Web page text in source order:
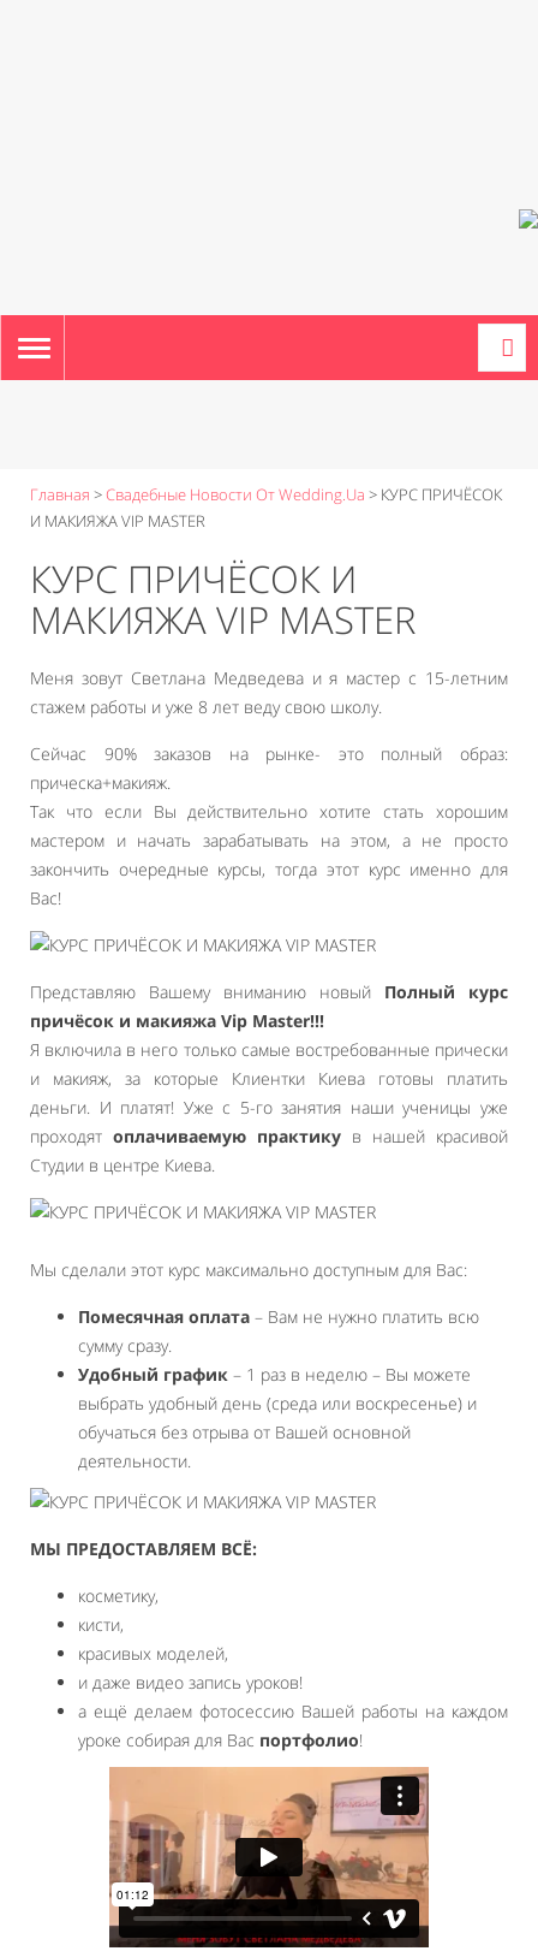
TOGGLE
NAVIGATION
Главная >Свадебные Новости От Wedding.ua > КУРС ПРИЧЁСОК
И МАКИЯЖА VIP MASTER
КУРС ПРИЧЁСОК И
МАКИЯЖА VIP MASTER
Меня зовут Светлана Медведева и я мастер с 15-летним
стажем работы и уже 8 лет веду свою школу.
Сейчас 90% заказов на рынке- это полный образ:
прическа+макияж.
Так что если Вы действительно хотите стать хорошим
мастером и начать зарабатывать на этом, а не просто
закончить очередные курсы, тогда этот курс именно для
Вас!
Представляю Вашему вниманию новый Полный курс
причёсок и макияжа Vip Master!!!
Я включила в него только самые востребованные прически
и макияж, за которые Клиентки Киева готовы платить
деньги. И платят! Уже с 5-го занятия наши ученицы уже
проходят оплачиваемую практику в нашей красивой
Студии в центре Киева.
Мы сделали этот курс максимально доступным для Вас:
Помесячная оплата – Вам не нужно платить всю
сумму сразу.
Удобный график – 1 раз в неделю – Вы можете
выбрать удобный день (среда или воскресенье) и
обучаться без отрыва от Вашей основной
деятельности.
МЫ ПРЕДОСТАВЛЯЕМ ВСЁ:
косметику,
кисти,
красивых моделей,
и даже видео запись уроков!
а ещё делаем фотосессию Вашей работы на каждом
уроке собирая для Вас портфолио!